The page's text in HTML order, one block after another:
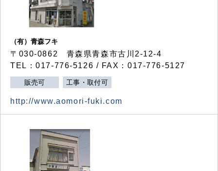
（有）青森フキ
〒030-0862 青森県青森市古川2-12-4
TEL：017-776-5126 / FAX：017-776-5127
販売可 工事・取付可
http://www.aomori-fuki.com